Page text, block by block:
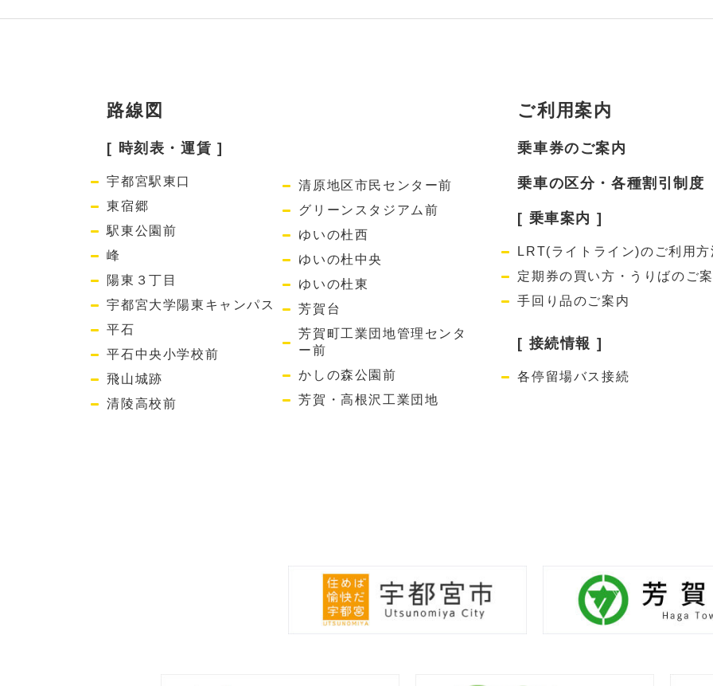
路線図
[ 時刻表・運賃 ]
宇都宮駅東口
東宿郷
駅東公園前
峰
陽東３丁目
宇都宮大学陽東キャンパス
平石
平石中央小学校前
飛山城跡
清陵高校前
清原地区市民センター前
グリーンスタジアム前
ゆいの杜西
ゆいの杜中央
ゆいの杜東
芳賀台
芳賀町工業団地管理センタ
ー前
かしの森公園前
芳賀・高根沢工業団地
ご利用案内
乗車券のご案内
乗車の区分・各種割引制度
[ 乗車案内 ]
LRT(ライトライン)のご利用方
定期券の買い方・うりばのご
手回り品のご案内
[ 接続情報 ]
各停留場バス接続